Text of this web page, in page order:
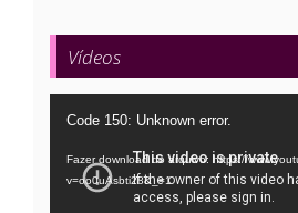
Vídeos
Tocador
vídeo
Code 150: Unknown error.
Fazer download do arquivo: https://
v=oo0uAsbti28&_=1